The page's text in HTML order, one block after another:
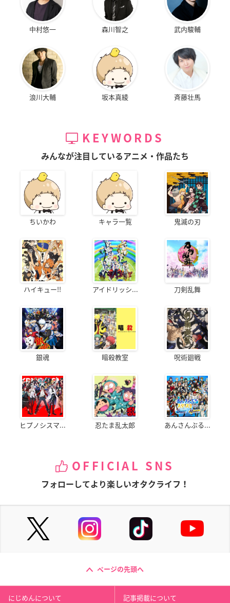
中村悠一 森川智之 武内駿輔
浪川大輔 坂本真綾 斉藤壮馬
KEYWORDS
みんなが注目しているアニメ・作品たち
ちいかわ キャラ一覧 鬼滅の刃
ハイキュー!! アイドリッシ... 刀剣乱舞
銀魂 暗殺教室 呪術廻戦
ヒプノシスマ... 忍たま乱太郎 あんさんぶる...
OFFICIAL SNS
フォローしてより楽しいオタクライフ！
ページの先頭へ
にじめんについて 記事掲載について